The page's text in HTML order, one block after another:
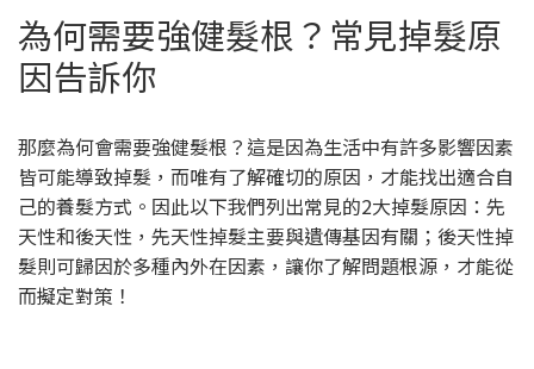
為何需要強健髮根？常見掉髮原
因告訴你
那麼為何會需要強健髮根？這是因為生活中有許多影響因素
皆可能導致掉髮，而唯有了解確切的原因，才能找出適合自
己的養髮方式。因此以下我們列出常見的2大掉髮原因：先
天性和後天性，先天性掉髮主要與遺傳基因有關；後天性掉
髮則可歸因於多種內外在因素，讓你了解問題根源，才能從
而擬定對策！